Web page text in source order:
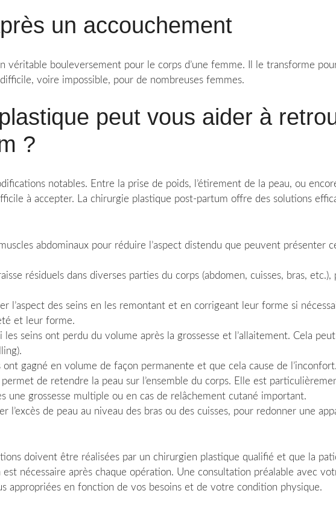
un accouchement
véritable bouleversement pour le corps d’une femme. Il le transforme
voire impossible, pour de nombreuses femmes.
peut vous aider à
?
notables. Entre la prise de poids, l’étirement de la peau, ou
à accepter. La chirurgie plastique post-partum offre des solutions
abdominaux pour réduire l’aspect distendu que peuvent présenter
résiduels dans diverses parties du corps (abdomen, cuisses, bras,
l’aspect des seins en les remontant et en corrigeant leur forme si
et leur forme.
les seins ont perdu du volume après la grossesse et l’allaitement. Cela
gagné en volume de façon permanente et que cela cause de
de retendre la peau sur l’ensemble du corps. Elle est
une grossesse multiple ou en cas de relâchement cutané important.
l’excès de peau au niveau des bras ou des cuisses, pour redonner une
doivent être réalisées par un chirurgien plastique qualifié et que la
nécessaire après chaque opération. Une consultation préalable avec
appropriées en fonction de vos besoins et de votre condition physique.